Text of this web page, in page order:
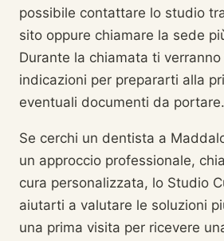
possibile contattare lo studio
sito oppure chiamare la sede
Durante la chiamata ti
indicazioni per prepararti alla
eventuali documenti da portare.
Se cerchi un dentista a
un approccio professionale,
cura personalizzata, lo Studio
aiutarti a valutare le soluzioni
una prima visita per ricevere